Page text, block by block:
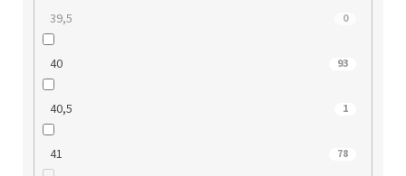
39,5 0
40 93
40,5 1
41 78